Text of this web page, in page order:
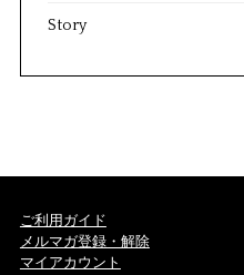
Story
ご利用ガイド
メルマガ登録・解除
マイアカウント